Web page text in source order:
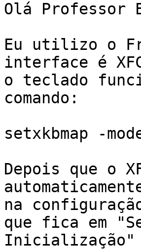
Olá Professor
Eu utilizo o
interface é
o teclado
comando:
setxkbmap -
Depois que o
na
que fica em
Inicialização"